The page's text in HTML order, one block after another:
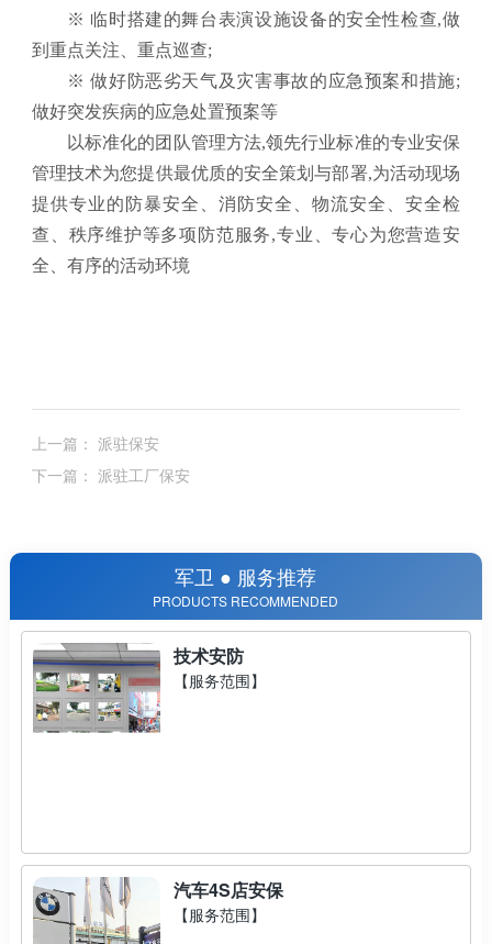
军卫 ● 服务推荐
PRODUCTS RECOMMENDED
技术安防
【服务范围】
汽车4S店安保
【服务范围】
※ 临时搭建的舞台表演设施设备的安全性检查,做
到重点关注、重点巡查;
※做好防恶劣天气及灾害事故的应急预案和措施;
做好突发疾病的应急处置预案等
以标准化的团队管理方法,领先行业标准的专业安保
管理技术为您提供最优质的安全策划与部署,为活动现场
提供专业的防暴安全、消防安全、物流安全、安全检
查、秩序维护等多项防范服务,专业、专心为您营造安
全、有序的活动环境
上一篇： 派驻保安
下一篇： 派驻工厂保安